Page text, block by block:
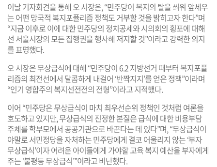
이날 기자회견을 통해 오 시장은, “민주당이 복지의 탈을 씌워 앞세우
는 어떤 망국적 복지포퓰리즘 정책도 거부할 것을 밝히고자 한다”며
“지금 이후로 이에 대한 민주당의 정치공세와 시의회의 횡포에 대해
선 서울시장의 모든 집행권을 행사해 저지할 것”이라고 강력한 의지
를 표명했다.
오 시장은 무상급식에 대해 “민주당이 6.2 지방선거 때부터 복지포퓰
리즘의 최전선에서 달콤하게 내걸어 ‘반짝지지’를 얻은 정책”이라며
“인기 영합주의 복지선전전의 전형”이라고 지적했다.
이어 “민주당은 무상급식이 마치 최우선순위 정책인 것처럼 여론을
호도하고 있지만, 무상급식의 진정한 본질은 급식에 대한 비용부담
주체를 학부모에서 공공기관으로 바꾼다는 데 있다”며, “무상급식이
야말로 서민정당을 자처하는 민주당에게 결코 어울리지 않는 ‘부자
무상급식’이자 어려운 아이들에게 가야할 교육 복지 예산을 부자에게
주는 ‘불평등 무상급식’”이라고 비난했다.